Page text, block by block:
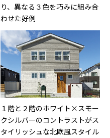
り、異なる３色を巧みに組み合
わせた好例
１階と２階のホワイト×スモー
クシルバーのコントラストがス
タイリッシュな北欧風スタイル